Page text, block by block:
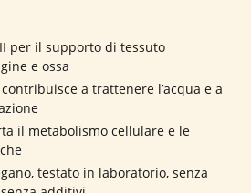
per il supporto di tessuto
e ossa
a trattenere l’acqua e a
il metabolismo cellulare e le
testato in laboratorio, senza